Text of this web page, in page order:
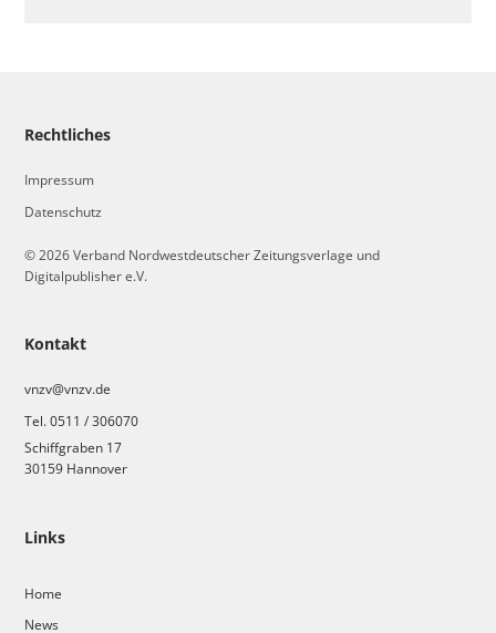
Links
Home
News
Kontakt
vnzv@vnzv.de
Tel. 0511 / 306070
Schiffgraben 17
30159 Hannover
Rechtliches
Impressum
Datenschutz
© 2026 Verband Nordwestdeutscher Zeitungsverlage und
Digitalpublisher e.V.